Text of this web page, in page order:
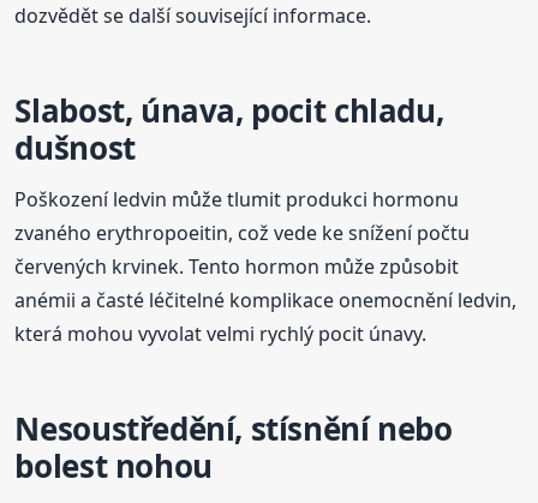
dozvědět se další související informace.
Slabost, únava, pocit chladu,
dušnost
Poškození ledvin může tlumit produkci hormonu
zvaného erythropoeitin, což vede ke snížení počtu
červených krvinek. Tento hormon může způsobit
anémii a časté léčitelné komplikace onemocnění ledvin,
která mohou vyvolat velmi rychlý pocit únavy.
Nesoustředění, stísnění nebo
bolest nohou